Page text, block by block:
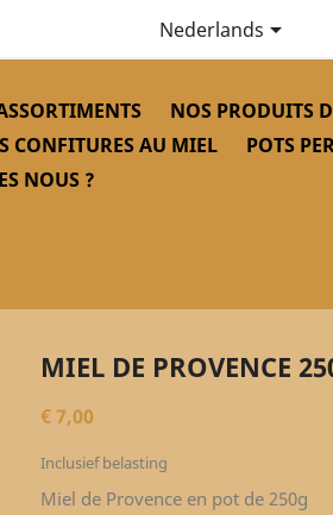
Nederlands
NOS PRODUITS
CONFITURES AU MIEL
POTS
NOUS ?
MIEL DE PROVENCE
€ 7,00
Inclusief belasting
Miel de Provence en pot de 250g